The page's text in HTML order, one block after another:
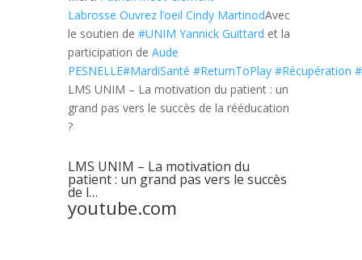
Labrosse Ouvrez l’oeil Cindy MartinodAvec
le soutien de #UNIM Yannick Guittard et la
participation de Aude
PESNELLE#MardiSanté #ReturnToPlay #Récupération
LMS UNIM – La motivation du patient : un
grand pas vers le succès de la rééducation
?
LMS UNIM – La motivation du
patient : un grand pas vers le succès
de l…
youtube.com